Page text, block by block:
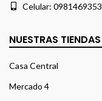
Celular: 0981469353
NUESTRAS TIENDAS
Casa Central
Mercado 4